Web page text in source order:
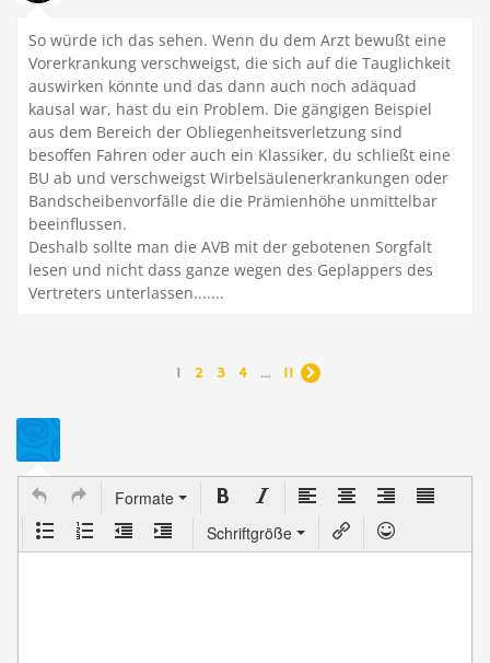
So würde ich das sehen. Wenn du dem Arzt bewußt eine
Vorerkrankung verschweigst, die sich auf die Tauglichkeit
auswirken könnte und das dann auch noch adäquad
kausal war, hast du ein Problem. Die gängigen Beispiel
aus dem Bereich der Obliegenheitsverletzung sind
besoffen Fahren oder auch ein Klassiker, du schließt eine
BU ab und verschweigst Wirbelsäulenerkrankungen oder
Bandscheibenvorfälle die die Prämienhöhe unmittelbar
beeinflussen.
Deshalb sollte man die AVB mit der gebotenen Sorgfalt
lesen und nicht dass ganze wegen des Geplappers des
Vertreters unterlassen.......
1 2 3 4 ... 11 
Formate
Schriftgröße